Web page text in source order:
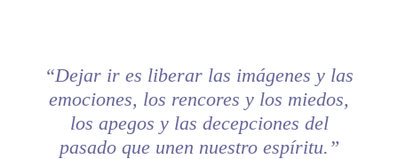
“Dejar ir es liberar las imágenes y las
emociones, los rencores y los miedos,
los apegos y las decepciones del
pasado que unen nuestro espíritu.”